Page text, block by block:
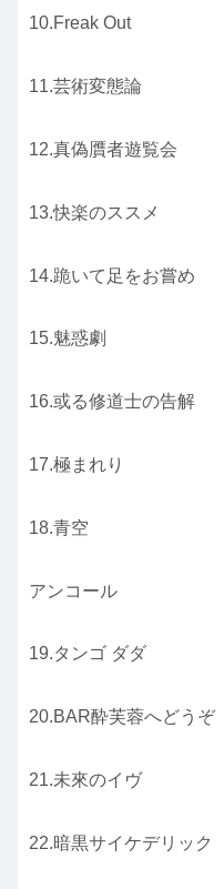
10.Freak Out
11.芸術変態論
12.真偽贋者遊覧会
13.快楽のススメ
14.跪いて足をお嘗め
15.魅惑劇
16.或る修道士の告解
17.極まれり
18.青空
アンコール
19.タンゴ ダダ
20.BAR酔芙蓉へどうぞ
21.未來のイヴ
22.暗黒サイケデリック